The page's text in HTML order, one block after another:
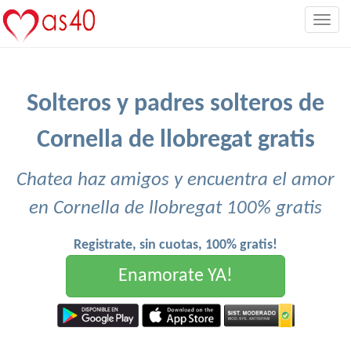
Solteros y padres solteros de
Cornella de llobregat gratis
Chatea haz amigos y encuentra el amor
en Cornella de llobregat 100% gratis
Registrate, sin cuotas, 100% gratis!
Enamorate YA!